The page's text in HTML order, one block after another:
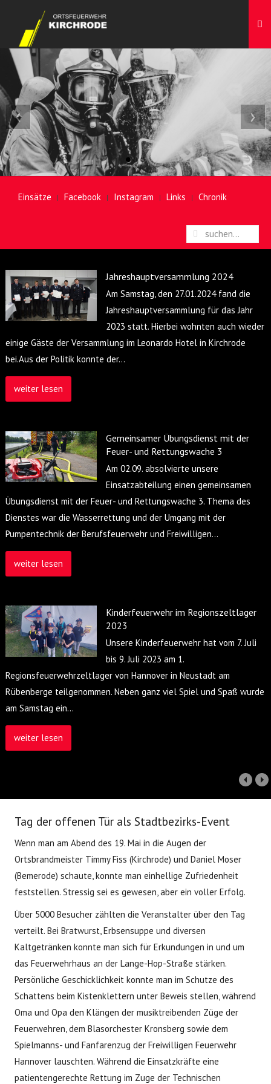
›
‹
Einsätze Facebook Instagram Links Chronik
Jahreshauptversammlung 2024
Am Samstag, den 27.01.2024 fand die
Jahreshauptversammlung für das Jahr
2023 statt. Hierbei wohnten auch wieder
einige Gäste der Versammlung im Leonardo Hotel in Kirchrode
bei.Aus der Politik konnte der…
weiter lesen
Gemeinsamer Übungsdienst mit der
Feuer- und Rettungswache 3
Am 02.09. absolvierte unsere
Einsatzabteilung einen gemeinsamen
Übungsdienst mit der Feuer- und Rettungswache 3. Thema des
Dienstes war die Wasserrettung und der Umgang mit der
Pumpentechnik der Berufsfeuerwehr und Freiwilligen…
weiter lesen
Kinderfeuerwehr im Regionszeltlager
2023
Unsere Kinderfeuerwehr hat vom 7. Juli
bis 9. Juli 2023 am 1.
Regionsfeuerwehrzeltlager von Hannover in Neustadt am
Rübenberge teilgenommen. Neben ganz viel Spiel und Spaß wurde
am Samstag ein…
weiter lesen
Tag der offenen Tür als Stadtbezirks-Event
Wenn man am Abend des 19. Mai in die Augen der
Ortsbrandmeister Timmy Fiss (Kirchrode) und Daniel Moser
(Bemerode) schaute, konnte man einhellige Zufriedenheit
feststellen. Stressig sei es gewesen, aber ein voller Erfolg.
Über 5000 Besucher zählten die Veranstalter über den Tag
verteilt. Bei Bratwurst, Erbsensuppe und diversen
Kaltgetränken konnte man sich für Erkundungen in und um
das Feuerwehrhaus an der Lange-Hop-Straße stärken.
Persönliche Geschicklichkeit konnte man im Schutze des
Schattens beim Kistenklettern unter Beweis stellen, während
Oma und Opa den Klängen der musiktreibenden Züge der
Feuerwehren, dem Blasorchester Kronsberg sowie dem
Spielmanns- und Fanfarenzug der Freiwilligen Feuerwehr
Hannover lauschten. Während die Einsatzkräfte eine
patientengerechte Rettung im Zuge der Technischen